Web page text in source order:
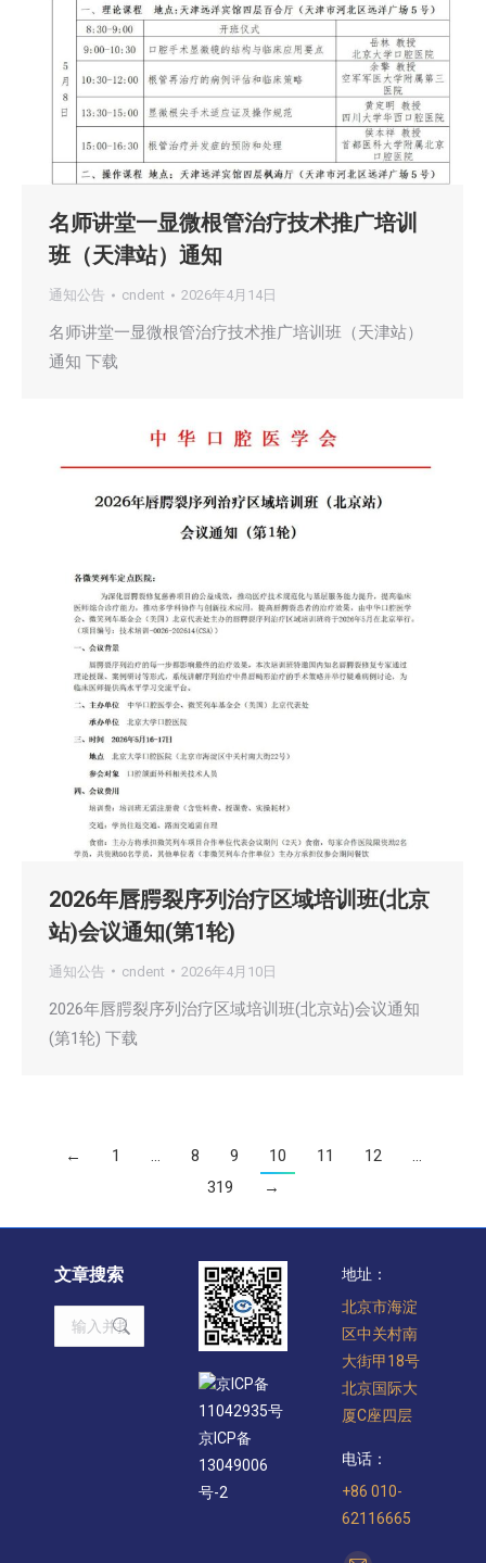
名师讲堂一显微根管治疗技术推广培训
班（天津站）通知
通知公告 cndent 2026年4月14日
名师讲堂一显微根管治疗技术推广培训班（天津站）
通知 下载
2026年唇腭裂序列治疗区域培训班(北京
站)会议通知(第1轮)
通知公告 cndent 2026年4月10日
2026年唇腭裂序列治疗区域培训班(北京站)会议通知
(第1轮) 下载
← 1 … 8 9 10 11 12
…
319
→
文章搜索
Search:
京ICP备
11042935号
京ICP备
13049006
号-2
地址：
北京市海淀
区中关村南
大街甲18号
北京国际大
厦C座四层
电话：
+86 010-
62116665